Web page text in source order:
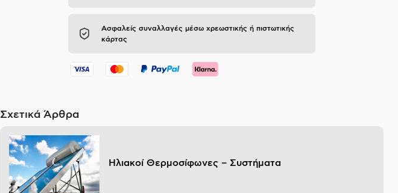
Ασφαλείς συναλλαγές μέσω χρεωστικής ή πιστωτικής
κάρτας
Σχετικά Άρθρα
Ηλιακοί Θερμοσίφωνες – Συστήματα